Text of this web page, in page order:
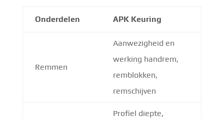
Onderdelen APK Keuring
Remmen
Aanwezigheid en
werking handrem,
remblokken,
remschijven
Profiel diepte,